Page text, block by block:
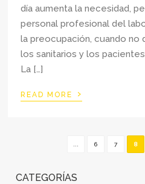
día aumenta la necesidad,
personal profesional del
la preocupación, cuando no
los sanitarios y los
La […]
READ MORE ›
6 7 8
CATEGORÍAS